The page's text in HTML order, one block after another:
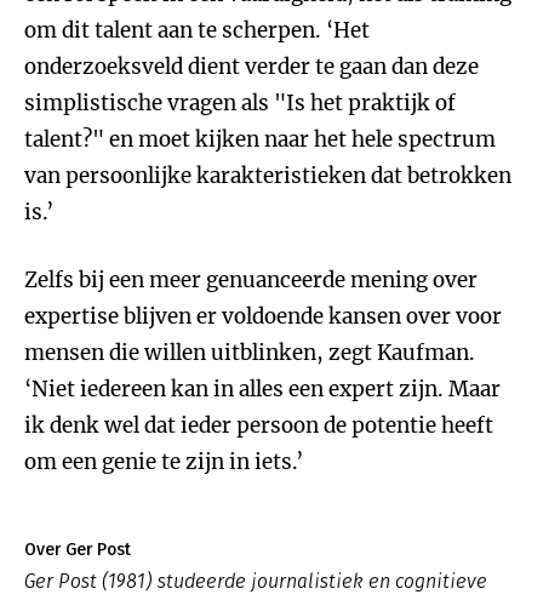
om dit talent aan te scherpen. ‘Het
onderzoeksveld dient verder te gaan dan deze
simplistische vragen als "Is het praktijk of
talent?" en moet kijken naar het hele spectrum
van persoonlijke karakteristieken dat betrokken
is.’
Zelfs bij een meer genuanceerde mening over
expertise blijven er voldoende kansen over voor
mensen die willen uitblinken, zegt Kaufman.
‘Niet iedereen kan in alles een expert zijn. Maar
ik denk wel dat ieder persoon de potentie heeft
om een genie te zijn in iets.’
Over Ger Post
Ger Post (1981) studeerde journalistiek en cognitieve